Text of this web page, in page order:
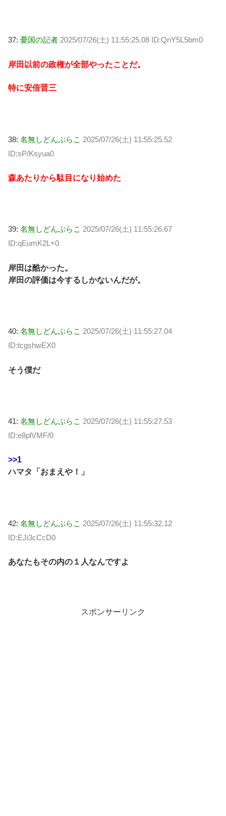
37: 憂国の記者 2025/07/26(土) 11:55:25.08 ID:QnY5L5bm0
岸田以前の政権が全部やったことだ。
特に安倍晋三
38: 名無しどんぶらこ 2025/07/26(土) 11:55:25.52
ID:sP/Ksyua0
森あたりから駄目になり始めた
39: 名無しどんぶらこ 2025/07/26(土) 11:55:26.67
ID:qEumK2L+0
岸田は酷かった。
岸田の評価は今するしかないんだが。
40: 名無しどんぶらこ 2025/07/26(土) 11:55:27.04
ID:tcgshwEX0
そう僕だ
41: 名無しどんぶらこ 2025/07/26(土) 11:55:27.53
ID:e8plVMF/0
>>1
ハマタ「おまえや！」
42: 名無しどんぶらこ 2025/07/26(土) 11:55:32.12
ID:EJi3cCcD0
あなたもその内の１人なんですよ
スポンサーリンク